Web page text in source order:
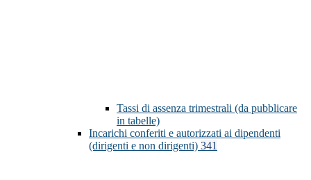
Tassi di assenza trimestrali (da pubblicare
in tabelle)
Incarichi conferiti e autorizzati ai dipendenti
(dirigenti e non dirigenti) 341